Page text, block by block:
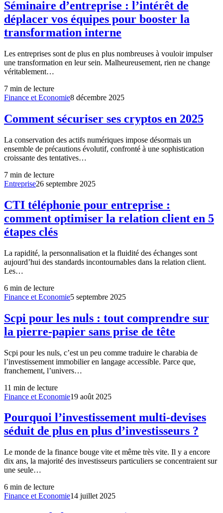
Séminaire d’entreprise : l’intérêt de
déplacer vos équipes pour booster la
transformation interne
Les entreprises sont de plus en plus nombreuses à vouloir impulser
une transformation en leur sein. Malheureusement, rien ne change
véritablement…
7 min de lecture
Finance et Economie8 décembre 2025
Comment sécuriser ses cryptos en 2025
La conservation des actifs numériques impose désormais un
ensemble de précautions évolutif, confronté à une sophistication
croissante des tentatives…
7 min de lecture
Entreprise26 septembre 2025
CTI téléphonie pour entreprise :
comment optimiser la relation client en 5
étapes clés
La rapidité, la personnalisation et la fluidité des échanges sont
aujourd’hui des standards incontournables dans la relation client.
Les…
6 min de lecture
Finance et Economie5 septembre 2025
Scpi pour les nuls : tout comprendre sur
la pierre-papier sans prise de tête
Scpi pour les nuls, c’est un peu comme traduire le charabia de
l’investissement immobilier en langage accessible. Parce que,
franchement, l’univers…
11 min de lecture
Finance et Economie19 août 2025
Pourquoi l’investissement multi-devises
séduit de plus en plus d’investisseurs ?
Le monde de la finance bouge vite et même très vite. Il y a encore
dix ans, la majorité des investisseurs particuliers se concentraient sur
une seule…
6 min de lecture
Finance et Economie14 juillet 2025